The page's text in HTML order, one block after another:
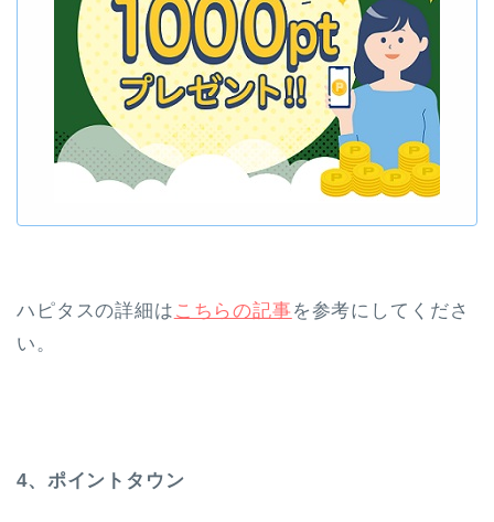
ハピタスの詳細は こちらの記事 を参考にしてくださ
い。
4、ポイントタウン